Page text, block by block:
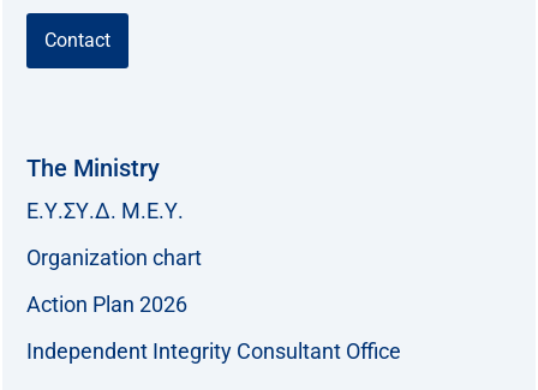
Contact
The Ministry
Ε.Υ.ΣΥ.Δ. Μ.Ε.Υ.
Organization chart
Action Plan 2026
Independent Integrity Consultant Office